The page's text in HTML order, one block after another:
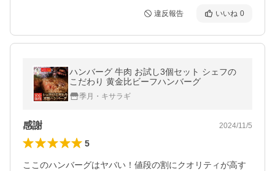
違反報告 いいね 0
ハンバーグ 牛肉 お試し3個セット シェフの
こだわり 黄金比ビーフハンバーグ
季月・キサラギ
感謝 2024/11/5
5
ここのハンバーグはヤバい！値段の割にクオリティが高す